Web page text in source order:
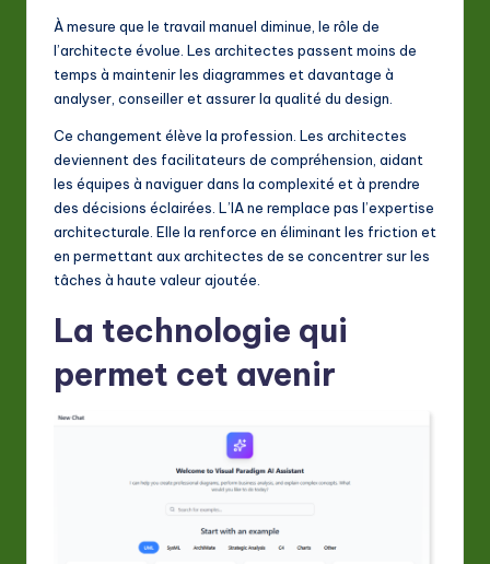
À mesure que le travail manuel diminue, le rôle de
l’architecte évolue. Les architectes passent moins de
temps à maintenir les diagrammes et davantage à
analyser, conseiller et assurer la qualité du design.
Ce changement élève la profession. Les architectes
deviennent des facilitateurs de compréhension, aidant
les équipes à naviguer dans la complexité et à prendre
des décisions éclairées. L’IA ne remplace pas l’expertise
architecturale. Elle la renforce en éliminant les friction et
en permettant aux architectes de se concentrer sur les
tâches à haute valeur ajoutée.
La technologie qui
permet cet avenir